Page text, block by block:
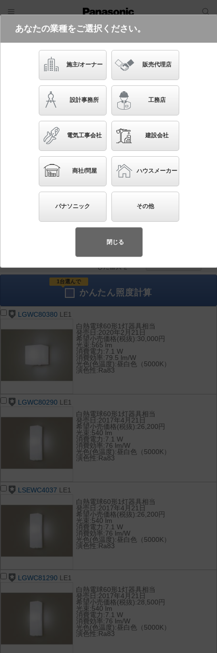
電気・建築設備（ビジネス）
照明器具検索
品番・キーワード
関連商品検索 センサ付エクステリア照明
条件を選び直す
178件 ◀ 1/18▼ ▶
各種データ
チェック
した器具を
1台選んで
かんたん 照度計算
LGWC80380 LE1
白熱電球60形1灯器具相当
発売日:2020年2月21日
希望小売価格(税抜):30,000円
光束:565 lm
消費電力:7.1 W
消費効率:79.5 lm/W
光色(色温度):昼白色（5000K）
演色性:Ra83
LGWC80290 LE1
白熱電球60形1灯器具相当
発売日:2017年4月21日
希望小売価格(税抜):26,200円
光束:540 lm
消費電力:7.1 W
消費効率:76 lm/W
光色(色温度):昼白色（5000K）
演色性:Ra83
LSEWC4037 LE1
白熱電球60形1灯器具相当
発売日:2017年4月21日
希望小売価格(税抜):26,200円
光束:540 lm
消費電力:7.1 W
消費効率:76 lm/W
光色(色温度):昼白色（5000K）
演色性:Ra83
LGWC81290 LE1
白熱電球60形1灯器具相当
発売日:2017年4月21日
希望小売価格(税抜):28,500円
光束:540 lm
消費電力:7.1 W
消費効率:76 lm/W
光色(色温度):昼白色（5000K）
演色性:Ra83
あなたの業種をご選択ください。
施主/オーナー 販売代理店
設計事務所 工務店
電気工事会社 建設会社
商社/問屋 ハウスメーカー
パナソニック その他
閉じる